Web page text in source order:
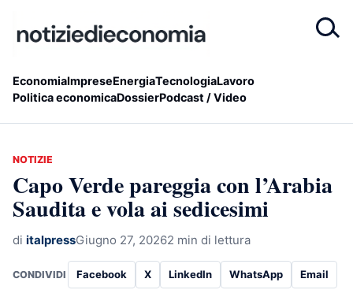
EconomiaImpreseEnergiaTecnologiaLavoro
Politica economicaDossierPodcast / Video
NOTIZIE
Capo Verde pareggia con l’Arabia
Saudita e vola ai sedicesimi
di italpressGiugno 27, 20262 min di lettura
CONDIVIDI Facebook X LinkedIn WhatsApp Email